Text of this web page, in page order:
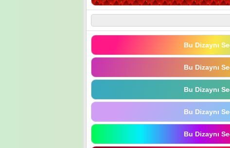
Bu Dizaynı
Bu Dizaynı
Bu Dizaynı
Bu Dizaynı
Bu Dizaynı